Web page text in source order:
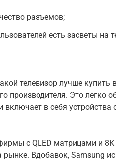
разъемов;
есть засветы на
телевизор лучше купить
производителя. Это легко
включает в себя устройства
с QLED матрицами и
Вдобавок, Samsung